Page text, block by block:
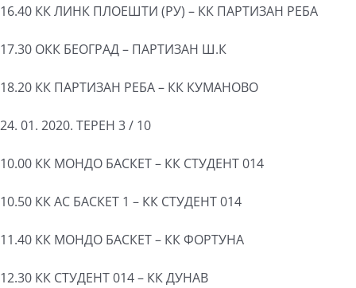
16.40 КК ЛИНК ПЛОЕШТИ (РУ) – КК ПАРТИЗАН РЕБА
17.30 ОКК БЕОГРАД – ПАРТИЗАН Ш.К
18.20 КК ПАРТИЗАН РЕБА – КК КУМАНОВО
24. 01. 2020. ТЕРЕН 3 / 10
10.00 КК МОНДО БАСКЕТ – КК СТУДЕНТ 014
10.50 КК АС БАСКЕТ 1 – КК СТУДЕНТ 014
11.40 КК МОНДО БАСКЕТ – КК ФОРТУНА
12.30 КК СТУДЕНТ 014 – КК ДУНАВ